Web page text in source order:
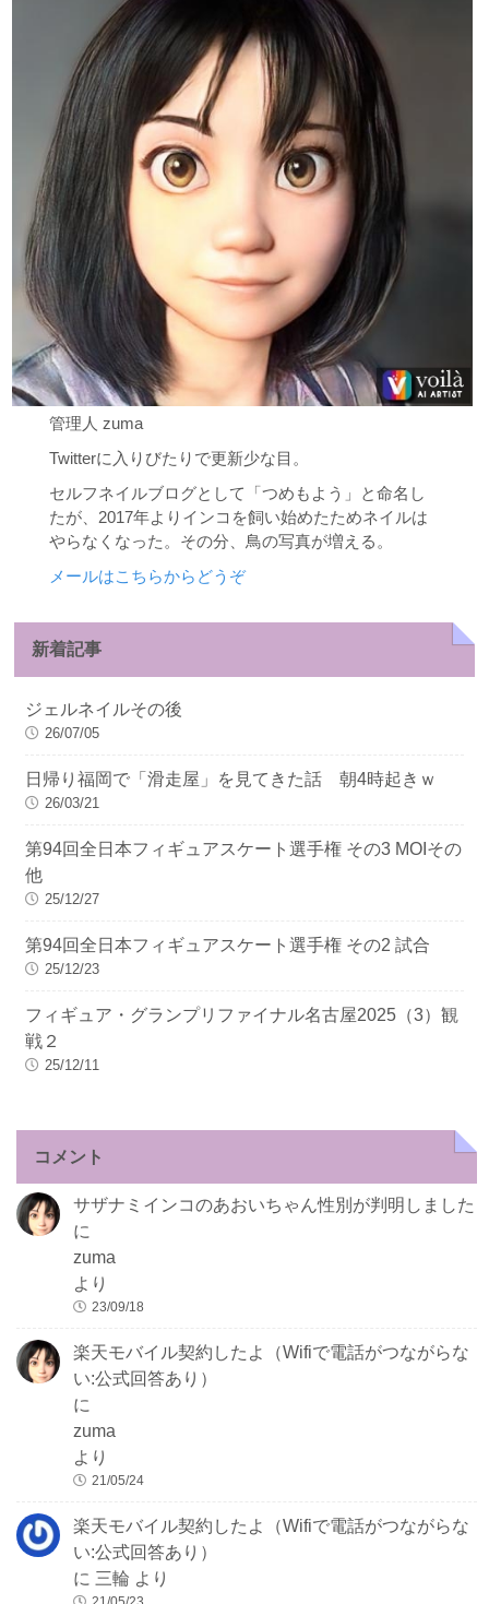
管理人 zuma
Twitterに入りびたりで更新少な目。
セルフネイルブログとして「つめもよう」と命名し
たが、2017年よりインコを飼い始めたためネイルは
やらなくなった。その分、鳥の写真が増える。
メールはこちらからどうぞ
新着記事
ジェルネイルその後
26/07/05
日帰り福岡で「滑走屋」を見てきた話 朝4時起きｗ
26/03/21
第94回全日本フィギュアスケート選手権 その3 MOIその
他
25/12/27
第94回全日本フィギュアスケート選手権 その2 試合
25/12/23
フィギュア・グランプリファイナル名古屋2025（3）観
戦２
25/12/11
コメント
サザナミインコのあおいちゃん性別が判明しました
に
zuma
より
23/09/18
楽天モバイル契約したよ（Wifiで電話がつながらな
い:公式回答あり）
に
zuma
より
21/05/24
楽天モバイル契約したよ（Wifiで電話がつながらな
い:公式回答あり）
に三輪 より